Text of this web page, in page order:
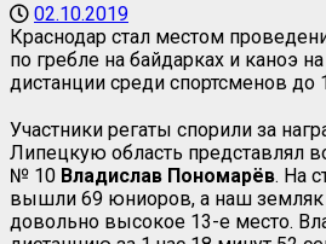
02.10.2019
Краснодар стал местом
по гребле на байдарках и каноэ
дистанции среди спортсменов до
Участники регаты спорили за
Липецкую область представлял
№ 10 Владислав Пономарёв. На
вышли 69 юниоров, а наш земляк
довольно высокое 13-е место.